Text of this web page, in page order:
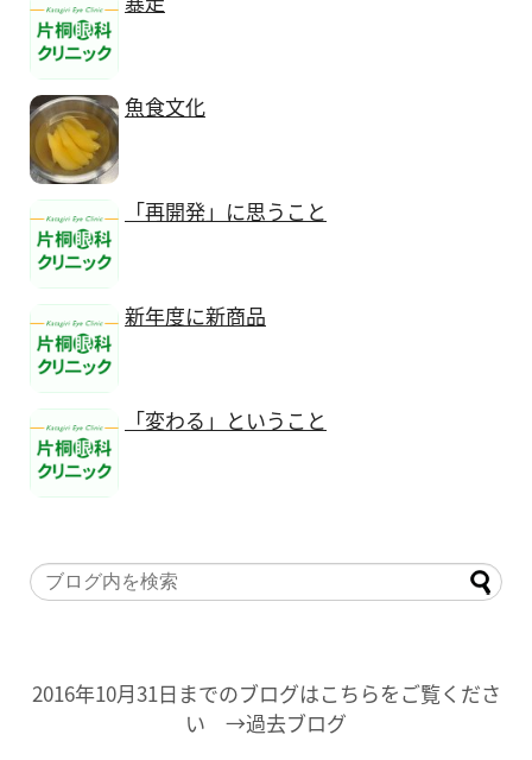
魚食文化
「再開発」に思うこと
新年度に新商品
「変わる」ということ
2016年10月31日までのブログはこちらをご覧くださ
い →過去ブログ